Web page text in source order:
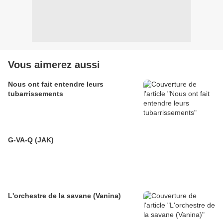
Vous aimerez aussi
Nous ont fait entendre leurs
tubarrissements
G-VA-Q (JAK)
L'orchestre de la savane (Vanina)